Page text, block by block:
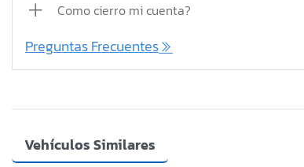
Como cierro mi cuenta?
Preguntas Frecuentes
Vehículos Similares